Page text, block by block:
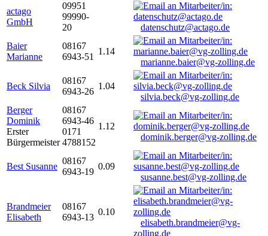
actago
GmbH
09951
99990-
20
datenschutz@actago.de
Baier
Marianne
08167
6943-51
1.14
marianne.baier@vg-zolling.de
Beck Silvia
08167
6943-26
1.04
silvia.beck@vg-zolling.de
Berger
Dominik
Erster
Bürgermeister
08167
6943-46
0171
4788152
1.12
dominik.berger@vg-zolling.de
Best Susanne
08167
6943-19
0.09
susanne.best@vg-zolling.de
Brandmeier
Elisabeth
08167
6943-13
0.10
elisabeth.brandmeier@vg-
zolling.de